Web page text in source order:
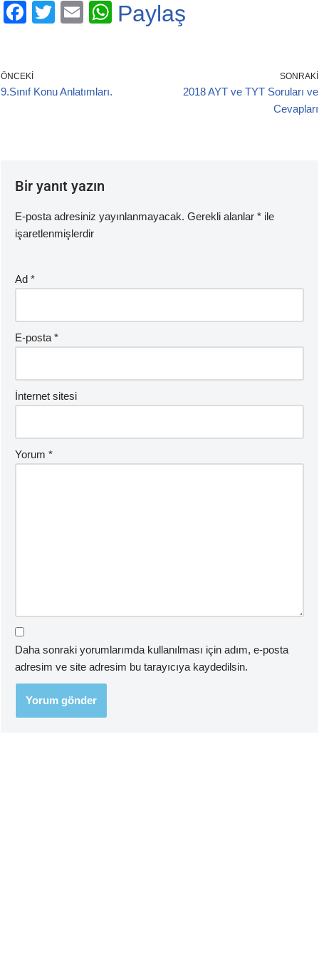
F
e
b
T
E
W
Paylaş
ÖNCEKI
9.Sınıf Konu Anlatımları.
SONRAKI
2018 AYT ve TYT Soruları ve
Cevapları
Bir yanıt yazın
E-posta adresiniz yayınlanmayacak. Gerekli alanlar * ile
işaretlenmişlerdir
Ad *
E-posta *
İnternet sitesi
Yorum *
Daha sonraki yorumlarımda kullanılması için adım, e-posta
adresim ve site adresim bu tarayıcıya kaydedilsin.